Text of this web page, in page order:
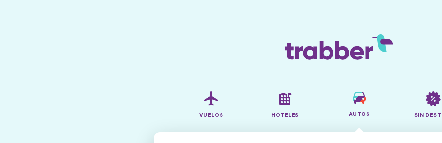
VUELOS HOTELES AUTOS SIN